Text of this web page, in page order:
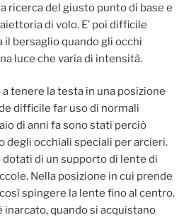
ricerca del giusto punto di base e
di volo. E’ poi difficile
il bersaglio quando gli occhi
luce che varia di intensità.
tenere la testa in una posizione
difficile far uso di normali
di anni fa sono stati perciò
degli occhiali speciali per arcieri.
di un supporto di lente di
Nella posizione in cui prende
spingere la lente fino al centro.
inarcato, quando si acquistano